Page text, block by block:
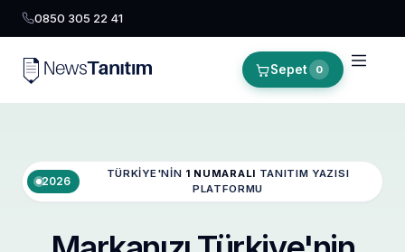
0850 305 22 41
Sepet 0
2026
TÜRKIYE'NIN 1 NUMARALI TANITIM YAZISI
PLATFORMU